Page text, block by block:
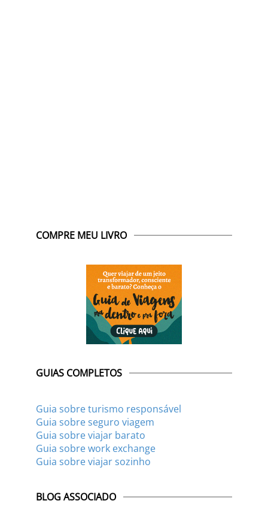
COMPRE MEU LIVRO
GUIAS COMPLETOS
Guia sobre turismo responsável
Guia sobre seguro viagem
Guia sobre viajar barato
Guia sobre work exchange
Guia sobre viajar sozinho
BLOG ASSOCIADO